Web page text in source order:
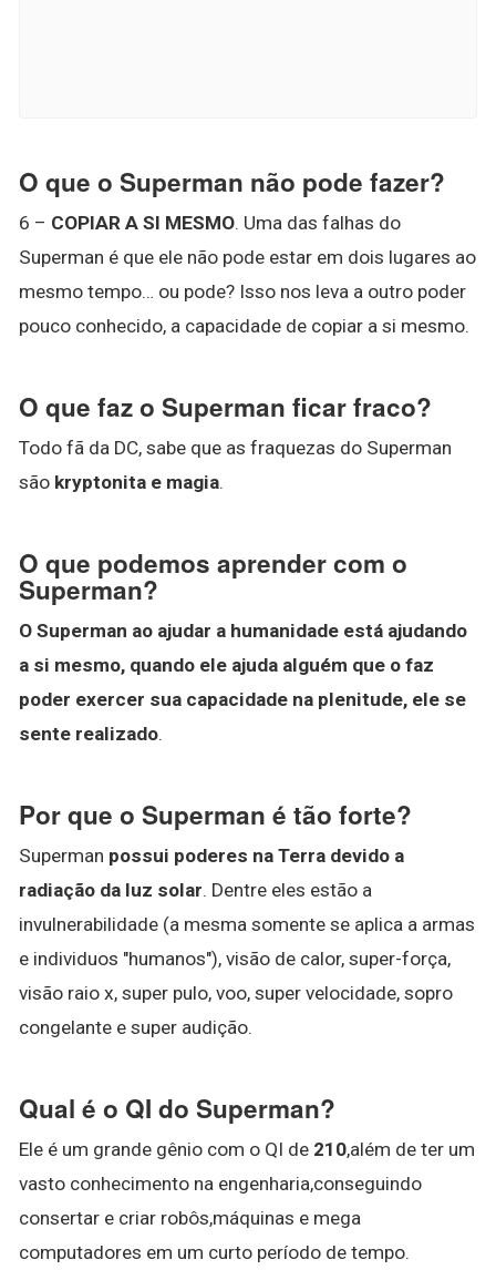
O que o Superman não pode fazer?
6 – COPIAR A SI MESMO. Uma das falhas do
Superman é que ele não pode estar em dois lugares ao
mesmo tempo… ou pode? Isso nos leva a outro poder
pouco conhecido, a capacidade de copiar a si mesmo.
O que faz o Superman ficar fraco?
Todo fã da DC, sabe que as fraquezas do Superman
são kryptonita e magia.
O que podemos aprender com o
Superman?
O Superman ao ajudar a humanidade está ajudando
a si mesmo, quando ele ajuda alguém que o faz
poder exercer sua capacidade na plenitude, ele se
sente realizado.
Por que o Superman é tão forte?
Superman possui poderes na Terra devido a
radiação da luz solar. Dentre eles estão a
invulnerabilidade (a mesma somente se aplica a armas
e individuos "humanos"), visão de calor, super-força,
visão raio x, super pulo, voo, super velocidade, sopro
congelante e super audição.
Qual é o QI do Superman?
Ele é um grande gênio com o QI de 210,além de ter um
vasto conhecimento na engenharia,conseguindo
consertar e criar robôs,máquinas e mega
computadores em um curto período de tempo.